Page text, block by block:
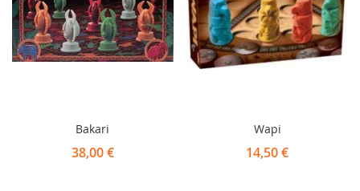
Bakari
38,00 €
Wapi
14,50 €